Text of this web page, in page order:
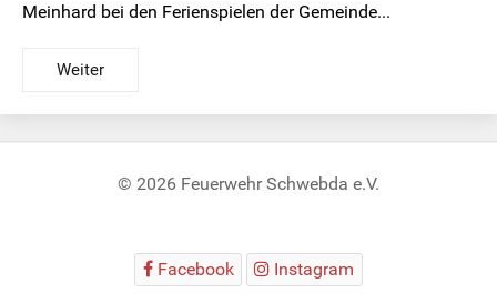
Meinhard bei den Ferienspielen der Gemeinde...
Weiter
© 2026 Feuerwehr Schwebda e.V.
Facebook Instagram